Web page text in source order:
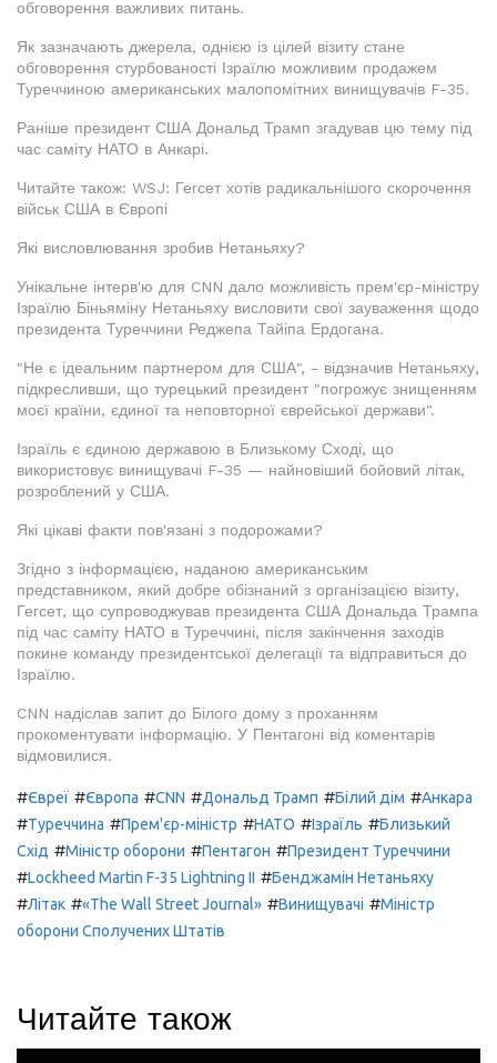
обговорення важливих питань.
Як зазначають джерела, однією із цілей візиту стане
обговорення стурбованості Ізраїлю можливим продажем
Туреччиною американських малопомітних винищувачів F-35.
Раніше президент США Дональд Трамп згадував цю тему під
час саміту НАТО в Анкарі.
Читайте також: WSJ: Гегсет хотів радикальнішого скорочення
військ США в Європі
Які висловлювання зробив Нетаньяху?
Унікальне інтерв'ю для CNN дало можливість прем'єр-міністру
Ізраїлю Біньяміну Нетаньяху висловити свої зауваження щодо
президента Туреччини Реджепа Тайіпа Ердогана.
"Не є ідеальним партнером для США", - відзначив Нетаньяху,
підкресливши, що турецький президент "погрожує знищенням
моєї країни, єдиної та неповторної єврейської держави".
Ізраїль є єдиною державою в Близькому Сході, що
використовує винищувачі F-35 — найновіший бойовий літак,
розроблений у США.
Які цікаві факти пов'язані з подорожами?
Згідно з інформацією, наданою американським
представником, який добре обізнаний з організацією візиту,
Гегсет, що супроводжував президента США Дональда Трампа
під час саміту НАТО в Туреччині, після закінчення заходів
покине команду президентської делегації та відправиться до
Ізраїлю.
CNN надіслав запит до Білого дому з проханням
прокоментувати інформацію. У Пентагоні від коментарів
відмовилися.
#Євреї #Європа #CNN #Дональд Трамп #Білий дім #Анкара
#Туреччина #Прем'єр-міністр #НАТО #Ізраїль #Близький
Схід #Міністр оборони #Пентагон #Президент Туреччини
#Lockheed Martin F-35 Lightning II #Бенджамін Нетаньяху
#Літак #«The Wall Street Journal» #Винищувачі #Міністр
оборони Сполучених Штатів
Читайте також